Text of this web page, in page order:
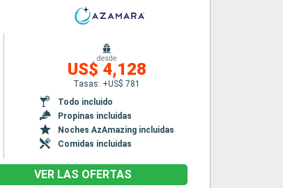
desde
US$ 4,128
Tasas: +US$ 781
Todo incluido
Propinas incluidas
Noches AzAmazing incluidas
Comidas incluidas
VER LAS OFERTAS